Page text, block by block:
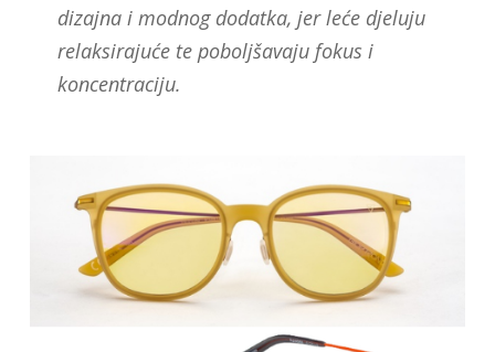
dizajna i modnog dodatka, jer leće djeluju
relaksirajuće te poboljšavaju fokus i
koncentraciju.